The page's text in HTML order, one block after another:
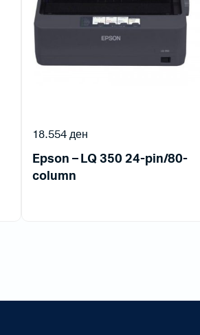
Epson – LQ 350 24-pin/80-
column
18.554ден